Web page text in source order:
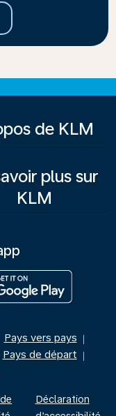
de KLM
plus sur
KLM
Pays vers pays |
Pays de départ |
Déclaration